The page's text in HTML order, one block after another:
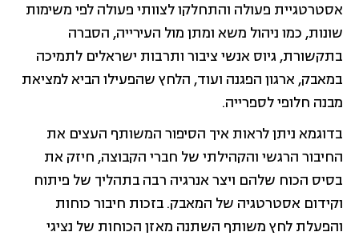
אסטרטגיית פעולה והתחלקו לצוותי פעולה לפי משימות
שונות, כמו ניהול משא ומתן מול העירייה, הסברה
בתקשורת, גיוס אנשי ציבור ותרבות ישראלים לתמיכה
במאבק, ארגון הפגנה ועוד, הלחץ שהפעילו הביא למציאת
מבנה חלופי לספרייה.
בדוגמא ניתן לראות איך הסיפור המשותף העצים את
החיבור הרגשי והקהילתי של חברי הקבוצה, חיזק את
בסיס הכוח שלהם ויצר אנרגיה רבה בתהליך של פיתוח
וקידום אסטרטגיה של המאבק. בזכות חיבור כוחות
והפעלת לחץ משותף השתנה מאזן הכוחות של נציגי